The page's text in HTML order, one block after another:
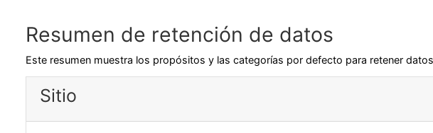
Resumen de retención de datos
Este resumen muestra los propósitos y las categorías por defecto para retener
Sitio